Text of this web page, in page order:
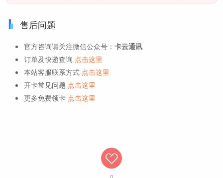
售后问题
官方咨询请关注微信公众号： 卡云通讯
订单及快递查询 点击这里
本站客服联系方式 点击这里
开卡常见问题 点击这里
更多免费领卡 点击这里